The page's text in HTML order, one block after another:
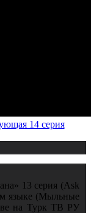
14 серия
13 серия (Ask
языке (Мыльные
на Турк ТВ РУ